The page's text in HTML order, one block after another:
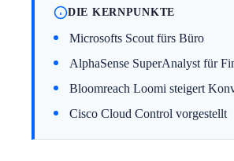
DIE KERNPUNKTE
Microsofts Scout fürs Büro
AlphaSense SuperAnalyst für
Bloomreach Loomi steigert
Cisco Cloud Control vorgestellt